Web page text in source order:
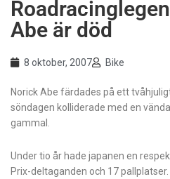
Abe är död
8 oktober, 2007 Bike
Norick Abe färdades på ett
söndagen kolliderade med en
gammal.
Under tio år hade japanen en
Prix-deltaganden och 17